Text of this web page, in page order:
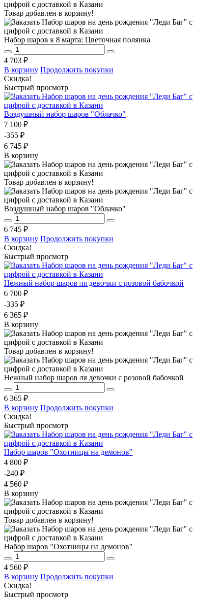
Товар добавлен в корзину!
Набор шаров к 8 марта: Цветочная полянка
4 703 ₽
В корзину Продолжить покупки
Скидка!
Быстрый просмотр
Воздушный набор шаров "Облачко"
7 100 ₽
-355 ₽
6 745 ₽
В корзину
Товар добавлен в корзину!
Воздушный набор шаров "Облачко"
6 745 ₽
В корзину Продолжить покупки
Скидка!
Быстрый просмотр
Нежный набор шаров ля девочки с розовой бабочкой
6 700 ₽
-335 ₽
6 365 ₽
В корзину
Товар добавлен в корзину!
Нежный набор шаров ля девочки с розовой бабочкой
6 365 ₽
В корзину Продолжить покупки
Скидка!
Быстрый просмотр
Набор шаров "Охотницы на демонов"
4 800 ₽
-240 ₽
4 560 ₽
В корзину
Товар добавлен в корзину!
Набор шаров "Охотницы на демонов"
4 560 ₽
В корзину Продолжить покупки
Скидка!
Быстрый просмотр